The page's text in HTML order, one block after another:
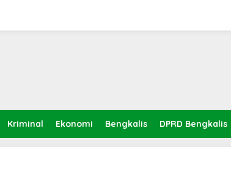
Kriminal Ekonomi Bengkalis DPRD Bengkalis